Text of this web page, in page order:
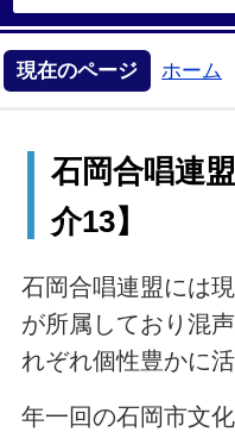
現在のページ ホーム
石岡合唱連
介13】
石岡合唱連盟には
が所属しており混
れぞれ個性豊かに
年一回の石岡市文